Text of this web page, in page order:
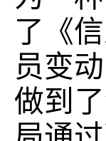
了《
员变
做到